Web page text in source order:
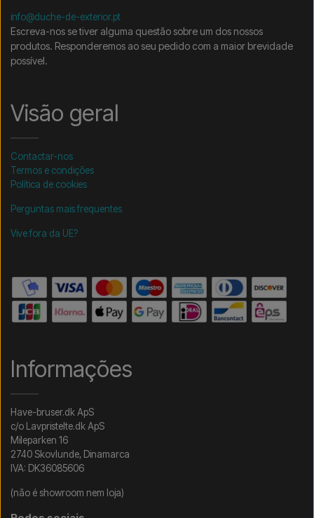
info@duche-de-exterior.pt
Escreva-nos se tiver alguma questão sobre um dos nossos
produtos. Responderemos ao seu pedido com a maior brevidade
possível.
Visão geral
Contactar-nos
Termos e condições
Política de cookies
Perguntas mais frequentes
Vive fora da UE?
Informações
Have-bruser.dk ApS
c/o Lavpristelte.dk ApS
Mileparken 16
2740 Skovlunde, Dinamarca
IVA: DK36085606
(não é showroom nem loja)